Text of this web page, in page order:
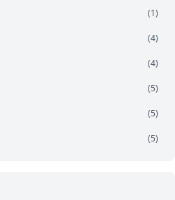
(1)
(4)
(4)
(5)
(5)
(5)